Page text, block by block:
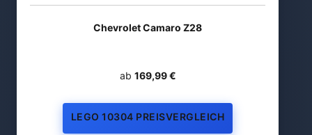
Chevrolet Camaro Z28
ab 169,99 €
LEGO 10304 PREISVERGLEICH